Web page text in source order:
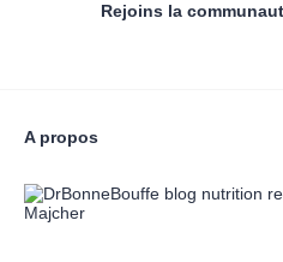
Rejoins la
A propos